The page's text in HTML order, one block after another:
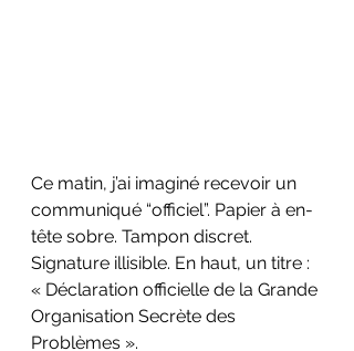
Ce matin, j’ai imaginé recevoir un
communiqué “officiel”. Papier à en-
tête sobre. Tampon discret.
Signature illisible. En haut, un titre :
« Déclaration officielle de la Grande
Organisation Secrète des
Problèmes ».